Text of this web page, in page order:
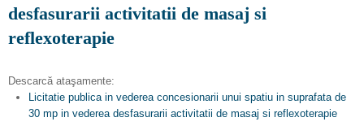
desfasurarii activitatii de masaj si
reflexoterapie
Descarcă ataşamente:
Licitatie publica in vederea concesionarii unui spatiu in suprafata de
30 mp in vederea desfasurarii activitatii de masaj si reflexoterapie